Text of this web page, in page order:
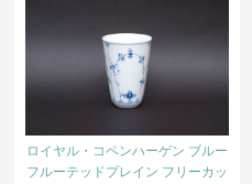
ロイヤル・コペンハーゲン ブルー
フルーテッドプレイン フリーカッ